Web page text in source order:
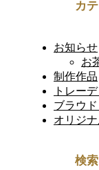
カ
お知らせ
お
制作作品
トレー
ブラウ
オリジ
検索